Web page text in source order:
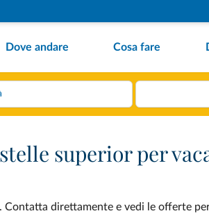
Dove andare Cosa fare
superior per
Contatta direttamente e vedi le offerte